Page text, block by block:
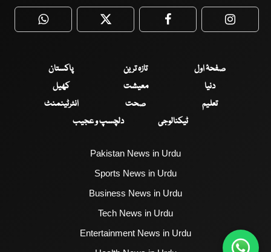
WhatsApp Twitter Facebook
صفحۂ اول تازہ ترین
پاکستان
دنیا
معیشت
کھیل
تعلیم
صحت
انٹرٹینمنٹ
ٹیکنالوجی
دلچسپ و عجیب
Pakistan News in Urdu
Sports News in Urdu
Business News in Urdu
Tech News in Urdu
Entertainment News in Urdu